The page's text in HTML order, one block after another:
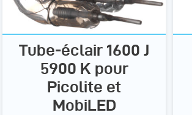
Tube-éclair 1600 J
5900 K pour
Picolite et
MobiLED